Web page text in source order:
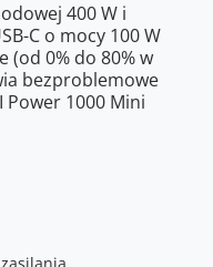
400 W i
C o mocy 100 W
(od 0% do 80% w
bezproblemowe
Power 1000 Mini